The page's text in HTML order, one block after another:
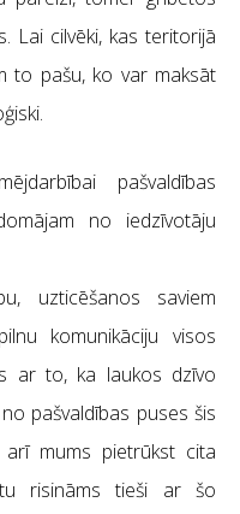
Lai cilvēki, kas teritorijā
to pašu, ko var maksāt
pašvaldības
no iedzīvotāju
uzticēšanos saviem
komunikāciju visos
ar to, ka laukos dzīvo
pašvaldības puses šis
mums pietrūkst cita
risināms tieši ar šo